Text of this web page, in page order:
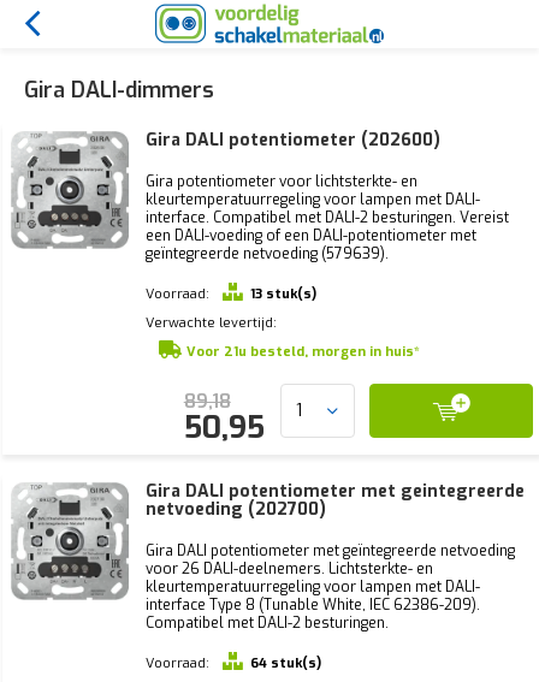
Gira DALI-dimmers
Gira DALI potentiometer (202600)
Gira potentiometer voor lichtsterkte- en
kleurtemperatuurregeling voor lampen met DALI-
interface. Compatibel met DALI-2 besturingen. Vereist
een DALI-voeding of een DALI-potentiometer met
geïntegreerde netvoeding (579639).
Voorraad:
13 stuk(s)
Verwachte levertijd:
Voor 21u besteld, morgen in huis*
89,18
50,95
Gira DALI potentiometer met geintegreerde
netvoeding (202700)
Gira DALI potentiometer met geïntegreerde netvoeding
voor 26 DALI-deelnemers. Lichtsterkte- en
kleurtemperatuurregeling voor lampen met DALI-
interface Type 8 (Tunable White, IEC 62386-209).
Compatibel met DALI-2 besturingen.
Voorraad:
64 stuk(s)